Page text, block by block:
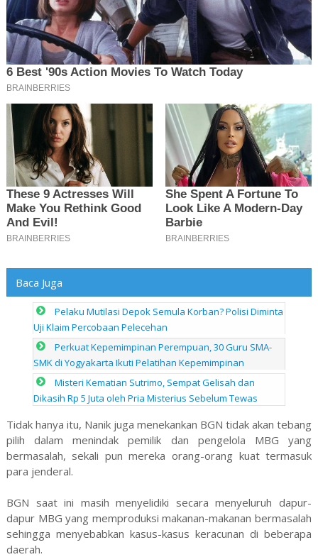
Baca Juga
Pelaku Mutilasi Depok Semula Korban? Polisi Diminta
Uji Klaim Percobaan Pelecehan
Perkuat Kepemimpinan Perempuan, 30 Guru SMA-
SMK di Yogyakarta Ikuti Pelatihan Kepemimpinan
Misteri Kematian Sutrimo, Sempat Gelisah dan
Dikasih Rp 5 Juta oleh Pria Misterius Sebelum Tewas
Tidak hanya itu, Nanik juga menekankan BGN tidak akan tebang
pilih dalam menindak pemilik dan pengelola MBG yang
bermasalah, sekali pun mereka orang-orang kuat termasuk
para jenderal.
BGN saat ini masih menyelidiki secara menyeluruh dapur-
dapur MBG yang memproduksi makanan-makanan bermasalah
sehingga menyebabkan kasus-kasus keracunan di beberapa
daerah.